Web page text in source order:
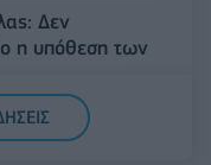
Δεν
η υπόθεση των